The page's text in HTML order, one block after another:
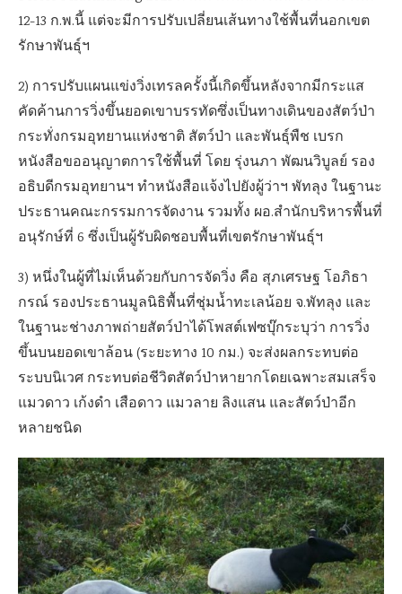
12-13 ก.พ.นี้ แต่จะมีการปรับเปลี่ยนเส้นทางใช้พื้นที่นอกเขต
รักษาพันธุ์ฯ
2) การปรับแผนแข่งวิ่งเทรลครั้งนี้เกิดขึ้นหลังจากมีกระแส
คัดค้านการวิ่งขึ้นยอดเขาบรรทัดซึ่งเป็นทางเดินของสัตว์ป่า
กระทั่งกรมอุทยานแห่งชาติ สัตว์ป่า และพันธุ์พืช เบรก
หนังสือขออนุญาตการใช้พื้นที่ โดย รุ่งนภา พัฒนวิบูลย์ รอง
อธิบดีกรมอุทยานฯ ทำหนังสือแจ้งไปยังผู้ว่าฯ พัทลุง ในฐานะ
ประธานคณะกรรมการจัดงาน รวมทั้ง ผอ.สำนักบริหารพื้นที่
อนุรักษ์ที่ 6 ซึ่งเป็นผู้รับผิดชอบพื้นที่เขตรักษาพันธุ์ฯ
3) หนึ่งในผู้ที่ไม่เห็นด้วยกับการจัดวิ่ง คือ สุภเศรษฐ โอภิธา
กรณ์ รองประธานมูลนิธิพื้นที่ชุ่มน้ำทะเลน้อย จ.พัทลุง และ
ในฐานะช่างภาพถ่ายสัตว์ป่าได้โพสต์เฟซบุ๊กระบุว่า การวิ่ง
ขึ้นบนยอดเขาล้อน (ระยะทาง 10 กม.) จะส่งผลกระทบต่อ
ระบบนิเวศ กระทบต่อชีวิตสัตว์ป่าหายากโดยเฉพาะสมเสร็จ
แมวดาว เก้งดำ เสือดาว แมวลาย ลิงแสน และสัตว์ป่าอีก
หลายชนิด